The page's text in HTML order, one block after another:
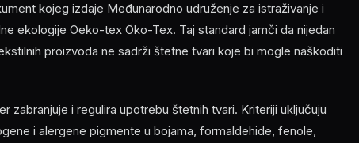
kojeg izdaje Međunarodno udruženje za istraživanje i
ekologije Oeko-tex Öko-Tex. Taj standard jamči da nijedan
proizvoda ne sadrži štetne tvari koje bi mogle naškoditi
zabranjuje i regulira upotrebu štetnih tvari. Kriteriji uključuju
i alergene pigmente u bojama, formaldehide, fenole,